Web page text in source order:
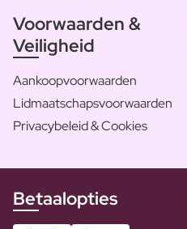
Voorwaarden &
Veiligheid
Aankoopvoorwaarden
Lidmaatschapsvoorwaarden
Privacybeleid & Cookies
Betaalopties